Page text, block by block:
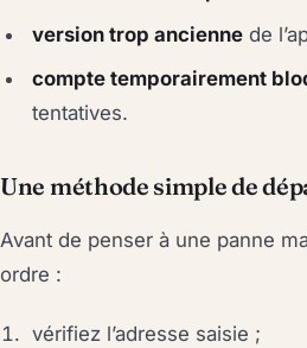
version trop ancienne de
compte temporairement
tentatives.
Une méthode simple de
Avant de penser à une panne
ordre :
vérifiez l’adresse saisie ;